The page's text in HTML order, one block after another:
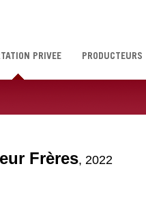
PRIVÉE PRODUCTEURS
Frères, 2022